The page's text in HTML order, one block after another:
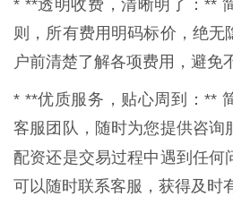
* **透明收费，清晰明了：**
则，所有费用明码标价，绝无
户前清楚了解各项费用，避免
* **优质服务，贴心周到：**
客服团队，随时为您提供咨询
配资还是交易过程中遇到任何
可以随时联系客服，获得及时